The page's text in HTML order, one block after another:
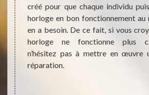
de
peut
créé pour que chaque individu
horloge en bon fonctionnement au
en a besoin. De ce fait, si vous
horloge ne fonctionne plus
n’hésitez pas à mettre en œuvre
réparation.